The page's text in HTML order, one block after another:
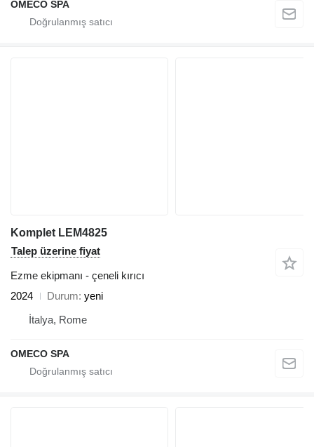
OMECO SPA
Komplet LEM4825
Talep üzerine fiyat
Ezme ekipmanı - çeneli kırıcı
2024
Durum yeni
İtalya, Rome
OMECO SPA